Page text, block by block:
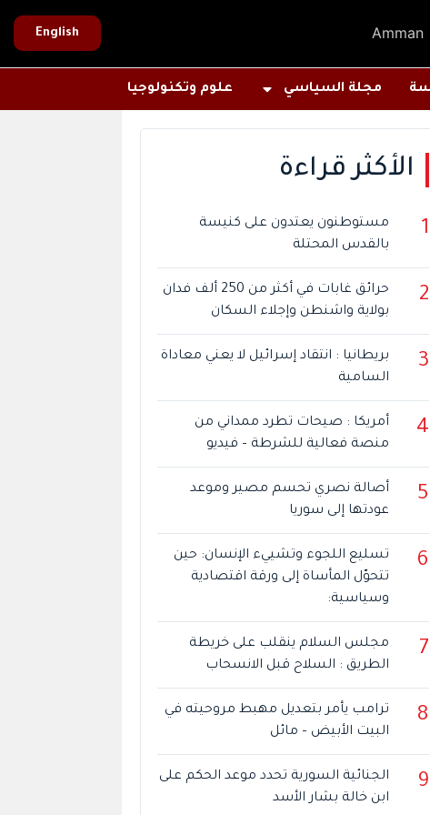
Amman
English
مجلة السياسي علوم وتكنولوجيا
الأكثر قراءة
1
مستوطنون يعتدون على كنيسة
بالقدس المحتلة
2
حرائق غابات في أكثر من 250 ألف فدان
بولاية واشنطن وإجلاء السكان
3
بريطانيا : انتقاد إسرائيل لا يعني معاداة
السامية
4
أمريكا : صيحات تطرد ممداني من
منصة فعالية للشرطة – فيديو
5
أصالة نصري تحسم مصير وموعد
عودتها إلى سوريا
6
تسليع اللجوء وتشييء الإنسان: حين
تتحوّل المأساة إلى ورقة اقتصادية
وسياسية:
7
مجلس السلام ينقلب على خريطة
الطريق : السلاح قبل الانسحاب
8
ترامب يأمر بتعديل مهبط مروحيته في
البيت الأبيض – مائل
9
الجنائية السورية تحدد موعد الحكم على
ابن خالة بشار الأسد